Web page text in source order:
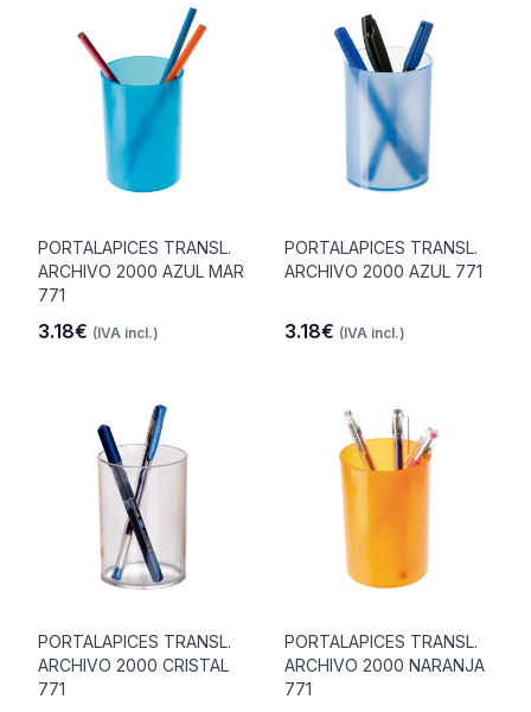
PORTALAPICES TRANSL.
ARCHIVO 2000 AZUL MAR
771
3.18€ (IVA incl.)
PORTALAPICES TRANSL.
ARCHIVO 2000 AZUL 771
3.18€ (IVA incl.)
PORTALAPICES TRANSL.
ARCHIVO 2000 CRISTAL
771
PORTALAPICES TRANSL.
ARCHIVO 2000 NARANJA
771